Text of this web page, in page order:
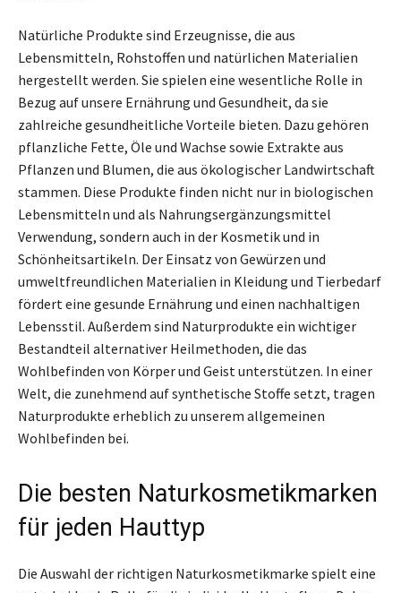
Natürliche Produkte sind Erzeugnisse, die aus
Lebensmitteln, Rohstoffen und natürlichen Materialien
hergestellt werden. Sie spielen eine wesentliche Rolle in
Bezug auf unsere Ernährung und Gesundheit, da sie
zahlreiche gesundheitliche Vorteile bieten. Dazu gehören
pflanzliche Fette, Öle und Wachse sowie Extrakte aus
Pflanzen und Blumen, die aus ökologischer Landwirtschaft
stammen. Diese Produkte finden nicht nur in biologischen
Lebensmitteln und als Nahrungsergänzungsmittel
Verwendung, sondern auch in der Kosmetik und in
Schönheitsartikeln. Der Einsatz von Gewürzen und
umweltfreundlichen Materialien in Kleidung und Tierbedarf
fördert eine gesunde Ernährung und einen nachhaltigen
Lebensstil. Außerdem sind Naturprodukte ein wichtiger
Bestandteil alternativer Heilmethoden, die das
Wohlbefinden von Körper und Geist unterstützen. In einer
Welt, die zunehmend auf synthetische Stoffe setzt, tragen
Naturprodukte erheblich zu unserem allgemeinen
Wohlbefinden bei.
Die besten Naturkosmetikmarken
für jeden Hauttyp
Die Auswahl der richtigen Naturkosmetikmarke spielt eine